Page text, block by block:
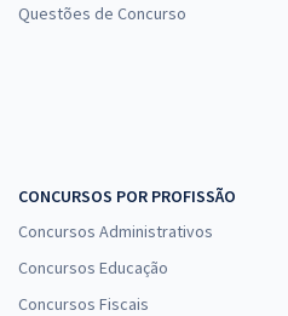
Questões de Concurso
CONCURSOS POR PROFISSÃO
Concursos Administrativos
Concursos Educação
Concursos Fiscais